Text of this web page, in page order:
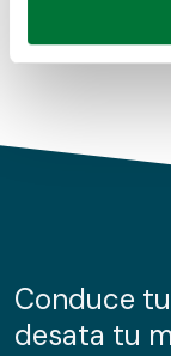
Obtenga más
de cookies.
información
nuestros
Conduce
desata tu